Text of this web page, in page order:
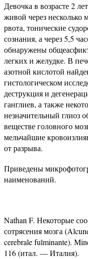
Девочка в возрасте 2
живой через
рвота, тонические
сознания, а через 5,5
обнаружены
легких и желудке. В
азотной кислотой
гистологическом
деструкция и
ганглиев, а также
незначительный глиоз
веществе головного
мельчайшие
от разрыва.
Приведены
наименований.
Nathan F. Некоторые
сотрясения мозга
cerebrale fulminante).
116 (итал. — Италия).